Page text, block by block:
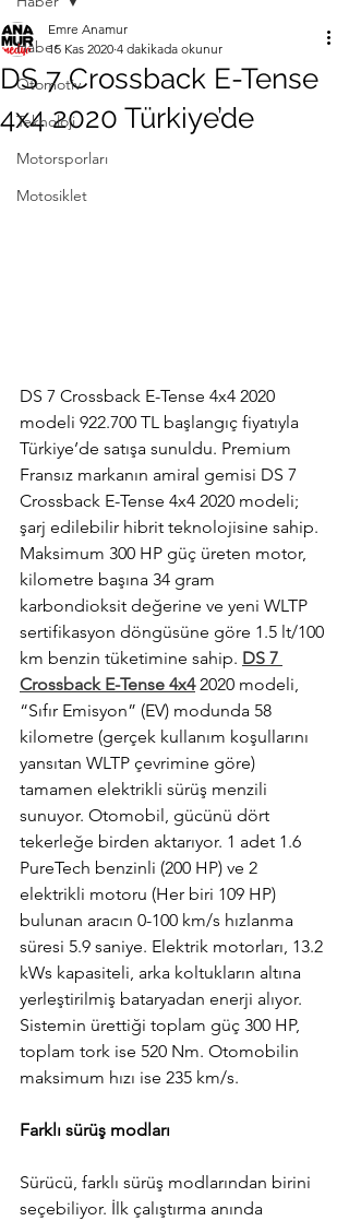
Haber
Otomotiv
Teknoloji
Motorsporları
Motosiklet
DS 7 Crossback E-Tense
4x4 2020 Türkiye’de
Emre Anamur
15 Kas 2020 4 dakikada okunur
DS 7 Crossback E-Tense 4x4 2020
modeli 922.700 TL başlangıç fiyatıyla
Türkiye’de satışa sunuldu. Premium
Fransız markanın amiral gemisi DS 7
Crossback E-Tense 4x4 2020 modeli;
şarj edilebilir hibrit teknolojisine sahip.
Maksimum 300 HP güç üreten motor,
kilometre başına 34 gram
karbondioksit değerine ve yeni WLTP
sertifikasyon döngüsüne göre 1.5 lt/100
km benzin tüketimine sahip. DS 7
Crossback E-Tense 4x4 2020 modeli,
“Sıfır Emisyon” (EV) modunda 58
kilometre (gerçek kullanım koşullarını
yansıtan WLTP çevrimine göre)
tamamen elektrikli sürüş menzili
sunuyor. Otomobil, gücünü dört
tekerleğe birden aktarıyor. 1 adet 1.6
PureTech benzinli (200 HP) ve 2
elektrikli motoru (Her biri 109 HP)
bulunan aracın 0-100 km/s hızlanma
süresi 5.9 saniye. Elektrik motorları, 13.2
kWs kapasiteli, arka koltukların altına
yerleştirilmiş bataryadan enerji alıyor.
Sistemin ürettiği toplam güç 300 HP,
toplam tork ise 520 Nm. Otomobilin
maksimum hızı ise 235 km/s.
Farklı sürüş modları
Sürücü, farklı sürüş modlarından birini
seçebiliyor. İlk çalıştırma anında